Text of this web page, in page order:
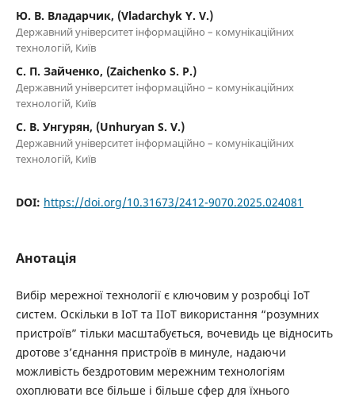
Ю. В. Владарчик, (Vladarchyk Y. V.)
Державний університет інформаційно – комунікаційних
технологій, Київ
С. П. Зайченко, (Zaichenko S. P.)
Державний університет інформаційно – комунікаційних
технологій, Київ
С. В. Унгурян, (Unhuryan S. V.)
Державний університет інформаційно – комунікаційних
технологій, Київ
DOI: https://doi.org/10.31673/2412-9070.2025.024081
Анотація
Вибір мережної технології є ключовим у розробці ІоТ
систем. Оскільки в ІоТ та ІІоТ використання “розумних
пристроїв” тільки масштабується, вочевидь це відносить
дротове з’єднання пристроїв в минуле, надаючи
можливість бездротовим мережним технологіям
охоплювати все більше і більше сфер для їхнього